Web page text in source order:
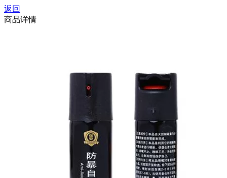
返回
商品详情